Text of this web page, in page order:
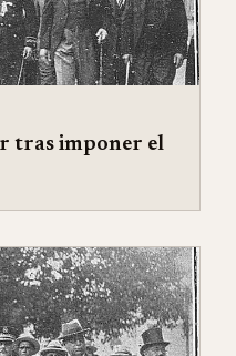
tras imponer el